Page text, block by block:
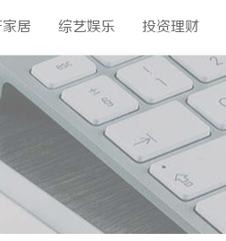
居 综艺娱乐 投资理财